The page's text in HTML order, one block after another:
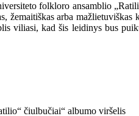
folkloro ansamblio
arba
viliasi, kad šis leidinys bus